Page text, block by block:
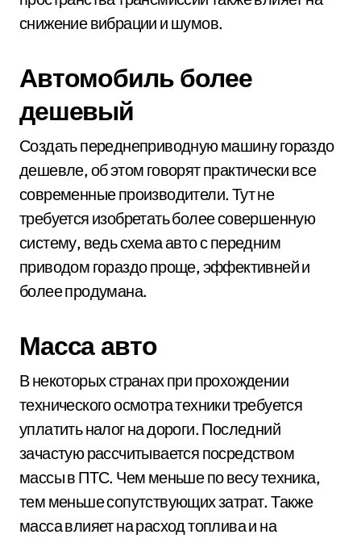
снижение вибрации и шумов.
Автомобиль более
дешевый
Создать переднеприводную машину гораздо
дешевле, об этом говорят практически все
современные производители. Тут не
требуется изобретать более совершенную
систему, ведь схема авто с передним
приводом гораздо проще, эффективней и
более продумана.
Масса авто
В некоторых странах при прохождении
технического осмотра техники требуется
уплатить налог на дороги. Последний
зачастую рассчитывается посредством
массы в ПТС. Чем меньше по весу техника,
тем меньше сопутствующих затрат. Также
масса влияет на расход топлива и на